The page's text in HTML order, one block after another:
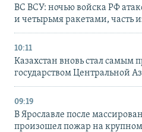
ВС ВСУ: ночью войска РФ
и четырьмя ракетами, часть
10:11
Казахстан вновь стал самым
государством Центральной
09:19
В Ярославле после
произошел пожар на